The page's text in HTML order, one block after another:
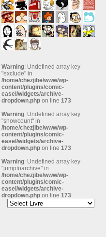
Warning: Undefined array key
"exclude" in
/home/chezjibe/www/wp-
content/plugins/comic-
easel/widgets/archive-
dropdown.php on line 173
Warning: Undefined array key
"showcount" in
/home/chezjibe/www/wp-
content/plugins/comic-
easel/widgets/archive-
dropdown.php on line 173
Warning: Undefined array key
"jumptoarchive" in
/home/chezjibe/www/wp-
content/plugins/comic-
easel/widgets/archive-
dropdown.php on line 173